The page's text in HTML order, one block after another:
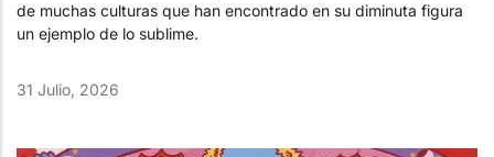
de muchas culturas que han encontrado en su diminuta figura
un ejemplo de lo sublime.
31 Julio, 2026